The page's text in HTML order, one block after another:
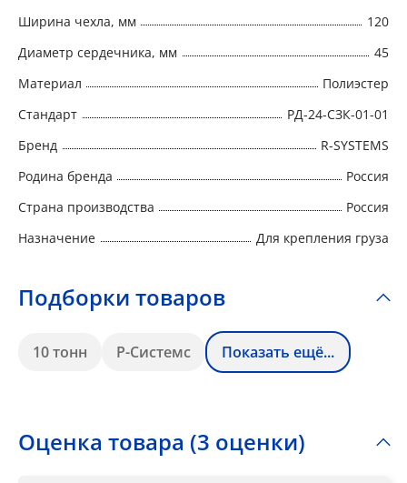
Ширина чехла, мм
120
Диаметр сердечника, мм
45
Материал
Полиэстер
Стандарт
РД-24-СЗК-01-01
Бренд
R-SYSTEMS
Родина бренда
Россия
Страна производства
Россия
Назначение
Для крепления груза
Подборки товаров
10 тонн Р-Системс Показать ещё...
Оценка товара (3 оценки)